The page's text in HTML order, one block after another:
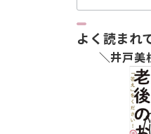
索：
よく読まれ
＼井戸美